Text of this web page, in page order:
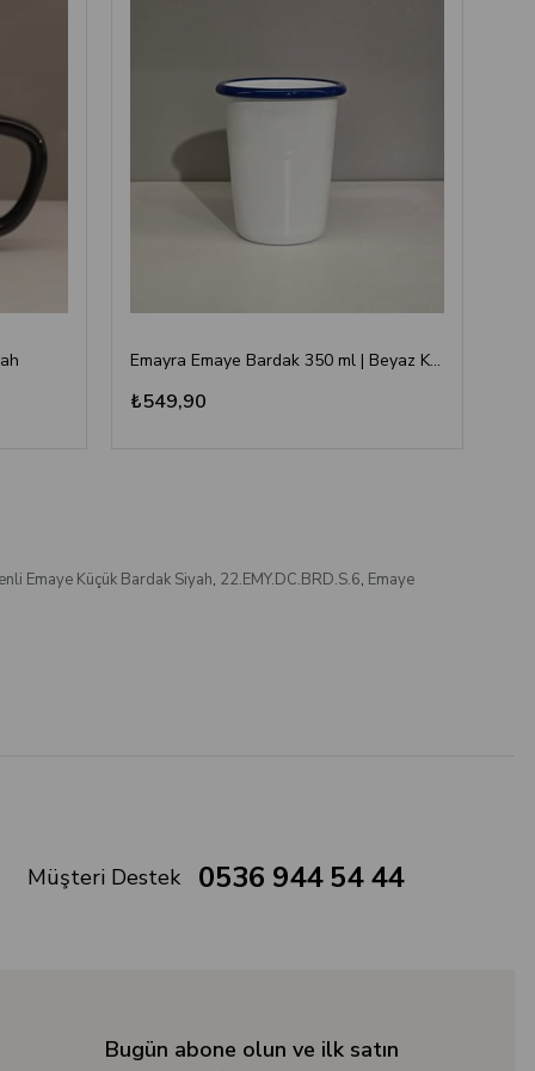
Emayra Emaye Bardak 350 ml | Beyaz Kordon Kobalt
₺549,90
Emaye Küçük Bardak Siyah, 22.EMY.DC.BRD.S.6, Emaye
Müşteri Destek 0536 944 54 44
Bugün abone olun ve ilk satın